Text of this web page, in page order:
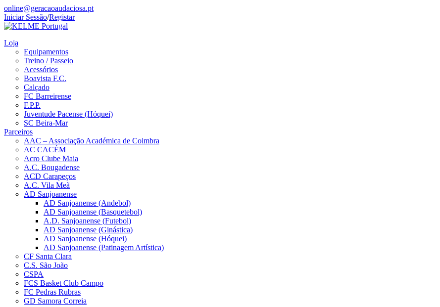
online@geracaoaudaciosa.pt
Iniciar Sessão/Registar
Loja
Equipamentos
Treino / Passeio
Acessórios
Boavista F.C.
Calçado
FC Barreirense
F.P.P.
Juventude Pacense (Hóquei)
SC Beira-Mar
Parceiros
AAC – Associação Académica de Coimbra
AC CACÉM
Acro Clube Maia
A.C. Bougadense
ACD Carapeços
A.C. Vila Meã
AD Sanjoanense
AD Sanjoanense (Andebol)
AD Sanjoanense (Basquetebol)
A.D. Sanjoanense (Futebol)
AD Sanjoanense (Ginástica)
AD Sanjoanense (Hóquei)
AD Sanjoanense (Patinagem Artística)
CF Santa Clara
C.S. São João
CSPA
FCS Basket Club Campo
FC Pedras Rubras
GD Samora Correia